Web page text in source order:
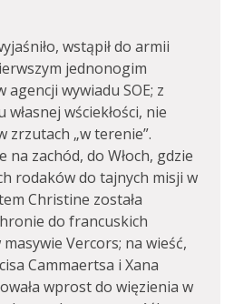
wstąpił do armii
jednonogim
wywiadu SOE; z
wściekłości, nie
zrzutach „w terenie”.
na zachód, do Włoch, gdzie
rodaków do tajnych misji w
Christine została
do francuskich
Vercors; na wieść,
Cammaertsa i Xana
wprost do więzienia w